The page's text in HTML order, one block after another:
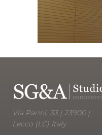
Via Parini, 33 | 23900 |
Lecco (LC) Italy